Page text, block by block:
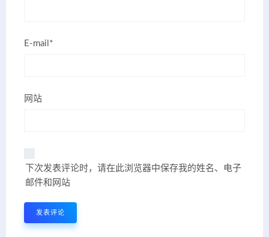
E-mail*
网站
下次发表评论时，请在此浏览器中保存我的姓名、电子
邮件和网站